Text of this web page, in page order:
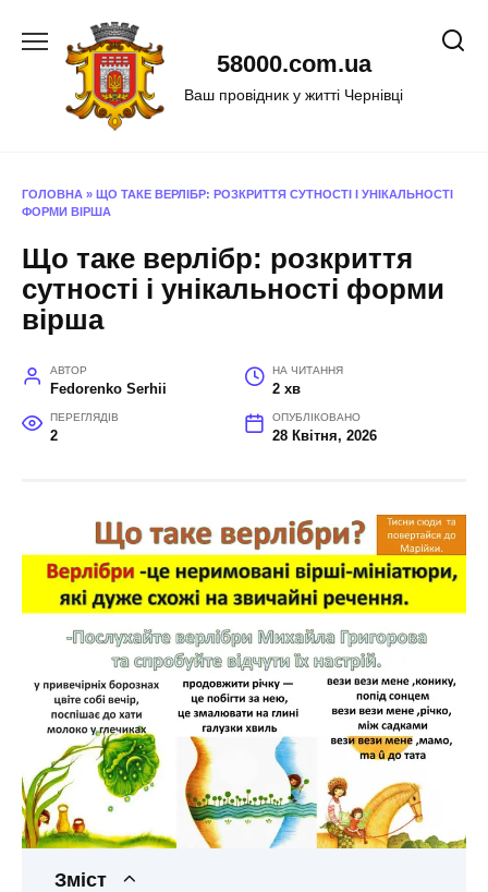
58000.com.ua
Ваш провідник у житті Чернівці
ГОЛОВНА » ЩО ТАКЕ ВЕРЛІБР: РОЗКРИТТЯ СУТНОСТІ І УНІКАЛЬНОСТІ
ФОРМИ ВІРША
Що таке верлібр: розкриття
сутності і унікальності форми
вірша
АВТОР
Fedorenko Serhii
НА ЧИТАННЯ
2 хв
ПЕРЕГЛЯДІВ
2
ОПУБЛІКОВАНО
28 Квітня, 2026
Зміст